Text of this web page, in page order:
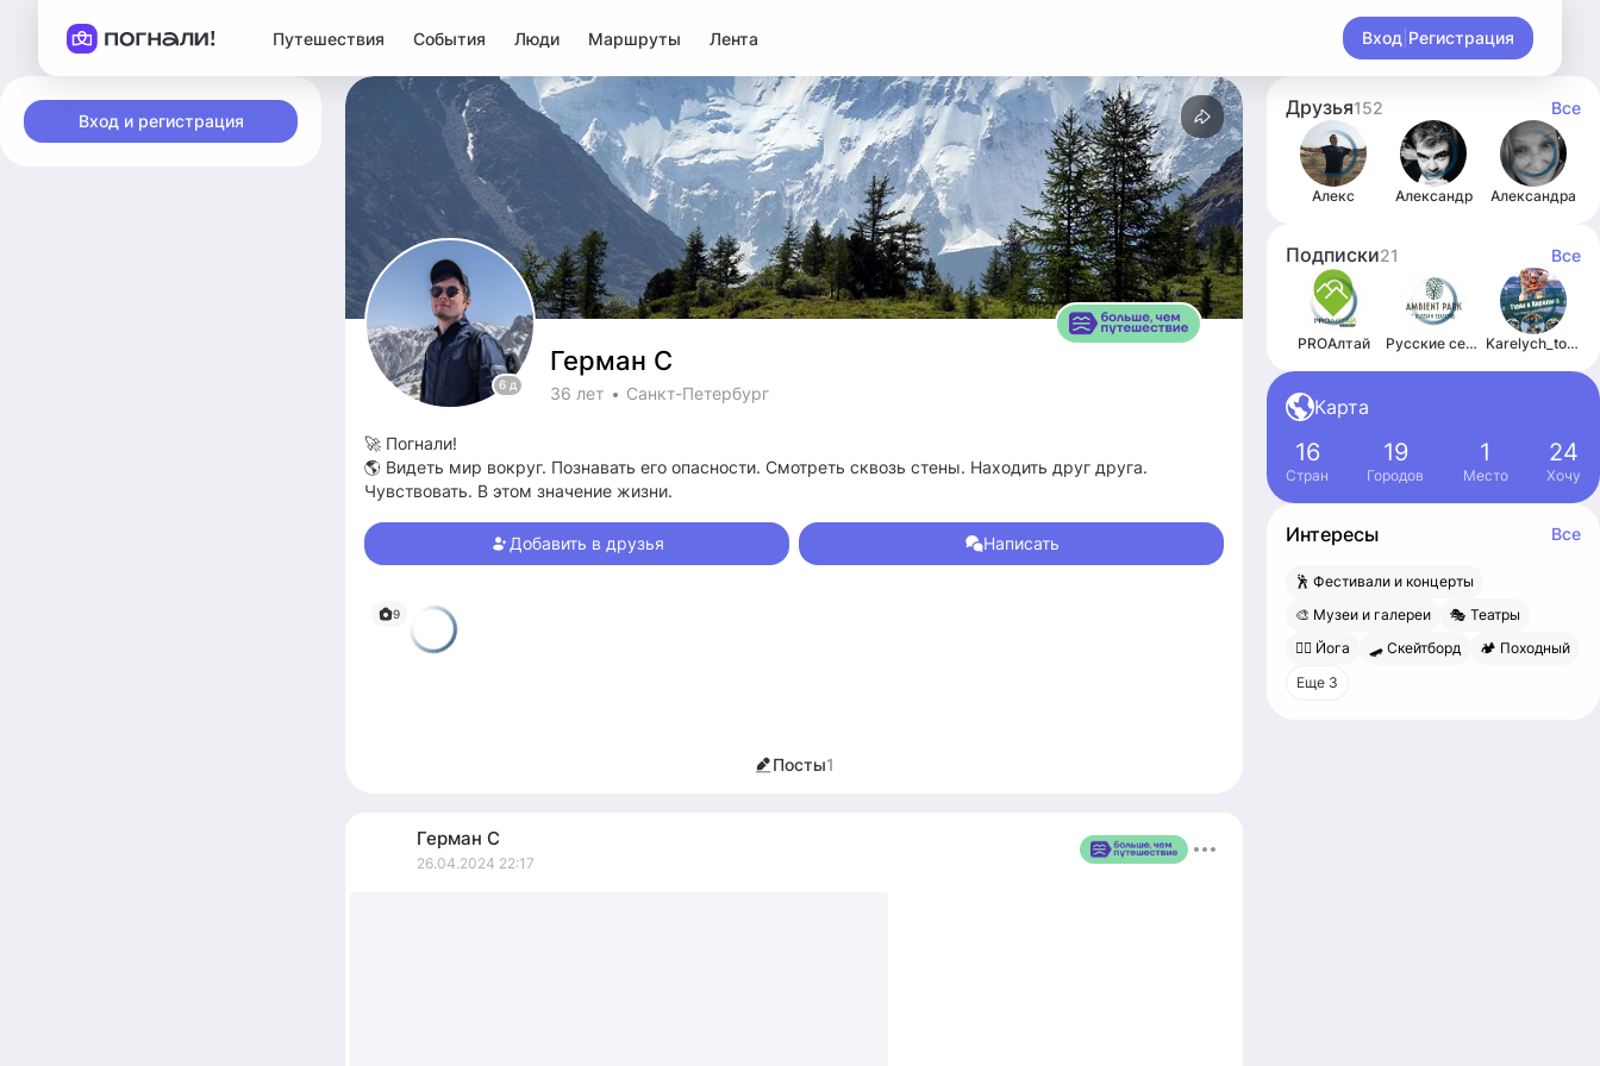
Путешествия События Люди Маршруты Лента Вход Регистрация
Вход и регистрация
6 д
Герман С
36 лет Санкт-Петербург
🚀 Погнали!
🌎 Видеть мир вокруг. Познавать его опасности. Смотреть сквозь стены. Находить друг друга.
Чувствовать. В этом значение жизни.
Добавить в друзья Написать
9
Посты1
Герман С
26.04.2024 22:17
Друзья152 Все
Алекс Александр Александра
Подписки21 Все
PROАлтай Русские сезоны Эмбиент парк Karelych_tour|Путешествия в Карелию|Знакомства
Карта
16
Стран
19
Городов
1
Место
24
Хочу
Интересы Все
🕺 Фестивали и концерты
🎨 Музеи и галереи
🎭 Театры
🧘‍♀️ Йога
🛹 Скейтборд
🏕 Походный
Еще 3